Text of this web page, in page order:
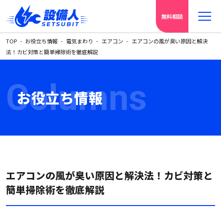
無料相談
TOP お役立ち情報 電気まわり エアコン
エアコンの風が臭い原因と解決
法！カビ対策と簡単掃除術を徹底解説
お役立ち情報
Columns
エアコンの風が臭い原因と解決法！カビ対策と
簡単掃除術を徹底解説